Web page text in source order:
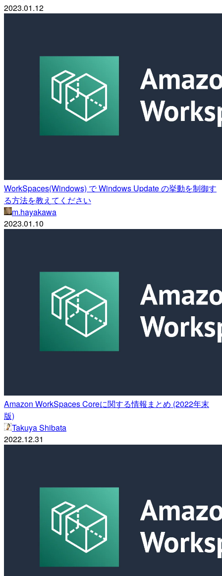
2023.01.12
WorkSpaces(Windows) で Windows Update の挙動を制御す
る方法を教えてください
m.hayakawa
2023.01.10
Amazon WorkSpaces Coreに関する情報まとめ (2022年末
版)
Takuya Shibata
2022.12.31